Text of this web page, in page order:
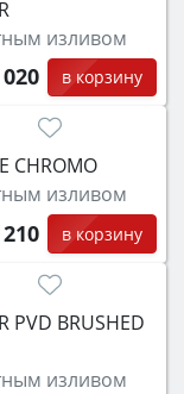
изливом
в корзину
CHROMO
изливом
в корзину
PVD BRUSHED
изливом